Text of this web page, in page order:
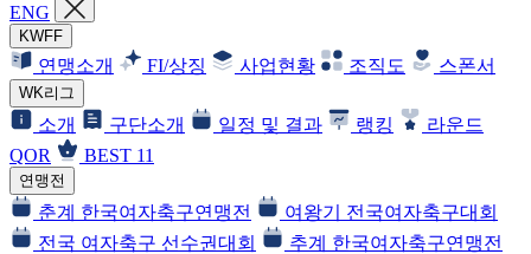
ENG
KWFF
연맹소개 FI/상징 사업현황 조직도 스폰서
WK리그
소개 구단소개 일정 및 결과 랭킹
라운드
QOR
BEST 11
연맹전
춘계 한국여자축구연맹전
여왕기 전국여자축구대회
전국 여자축구 선수권대회
추계 한국여자축구연맹전